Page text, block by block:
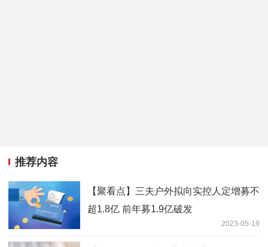
推荐内容
【聚看点】三夫户外拟向实控人定增募不
超1.8亿 前年募1.9亿破发
2023-05-19